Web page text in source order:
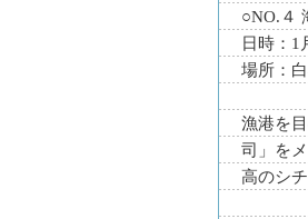
○NO.４
日時：1
場所：
漁港を
司」を
高のシ